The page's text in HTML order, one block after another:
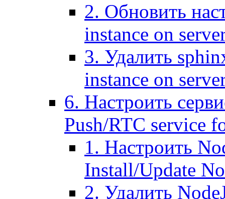
2. Обновить
instance on
3. Удалить
instance on
6. Настроить
Push/RTC service
1. Настроить
Install/Update
2. Удалить